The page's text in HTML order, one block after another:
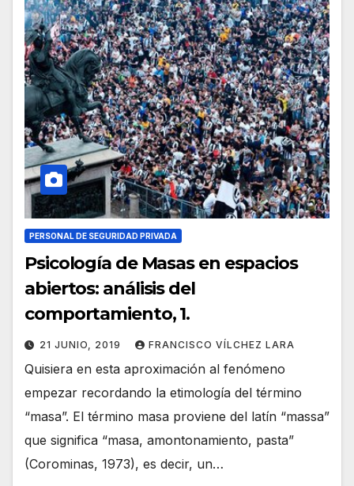
PERSONAL DE SEGURIDAD PRIVADA
Psicología de Masas en espacios
abiertos: análisis del
comportamiento, 1.
21 JUNIO, 2019 FRANCISCO VÍLCHEZ LARA
Quisiera en esta aproximación al fenómeno
empezar recordando la etimología del término
“masa”. El término masa proviene del latín “massa”
que significa “masa, amontonamiento, pasta”
(Corominas, 1973), es decir, un…